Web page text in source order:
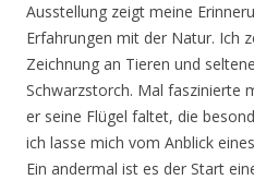
Ausstellung zeigt meine
Erfahrungen mit der Natur. Ich
Zeichnung an Tieren und
Schwarzstorch. Mal faszinierte
er seine Flügel faltet, die
ich lasse mich vom Anblick
Ein andermal ist es der Start